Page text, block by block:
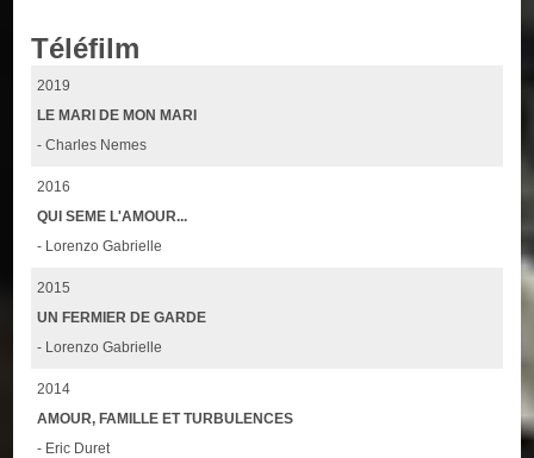
Téléfilm
2019
LE MARI DE MON MARI
- Charles Nemes
2016
QUI SEME L'AMOUR...
- Lorenzo Gabrielle
2015
UN FERMIER DE GARDE
- Lorenzo Gabrielle
2014
AMOUR, FAMILLE ET TURBULENCES
- Eric Duret